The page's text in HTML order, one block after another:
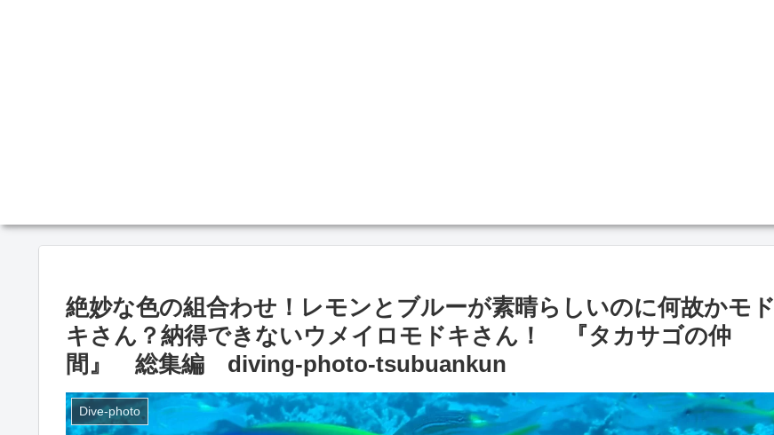
絶妙な色の組合わせ！レモンとブルーが素晴らしいのに何故かモド
キさん？納得できないウメイロモドキさん！ 『タカサゴの仲
間』 総集編 diving-photo‐tsubuankun
Dive-photo